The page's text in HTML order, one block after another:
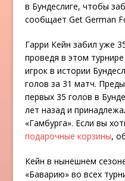
в Бундеслиге, чтобы
сообщает Get German
Гарри Кейн забил уже
проведя в этом
игрок в истории
голов за 31 матч.
первых 35 голов в
лет назад и
«Гамбурга». Если вы
подарочные корзины,
Кейн в нынешнем
«Баварию» во всех